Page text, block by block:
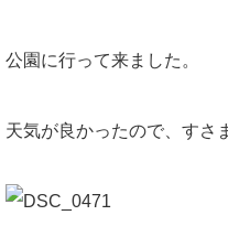
公園に行って来ました。
天気が良かったので、すさ